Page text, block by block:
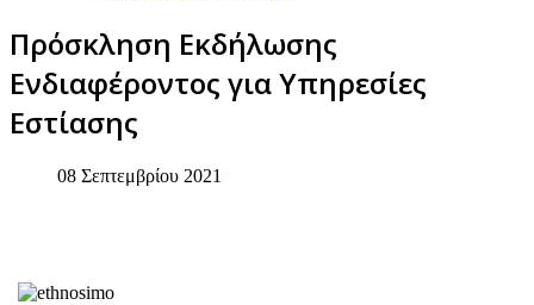
Πρόσκληση Εκδήλωσης
Ενδιαφέροντος για Yπηρεσίες
Eστίασης
08 Σεπτεμβρίου 2021